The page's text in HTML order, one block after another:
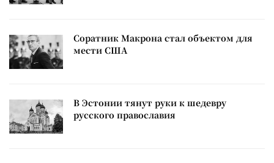
Соратник Макрона стал объектом для
мести США
В Эстонии тянут руки к шедевру
русского православия